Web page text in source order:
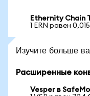
Ethernity Chain
1 ERN равен
Изучите больше
Расширенные
Vesper в